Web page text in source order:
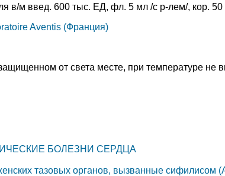
в/м введ. 600 тыс. ЕД, фл. 5 мл /с р-лем/, кор. 50
Aventis (Франция)
от света месте, при температуре не
БОЛЕЗНИ СЕРДЦА
тазовых органов, вызванные сифилисом